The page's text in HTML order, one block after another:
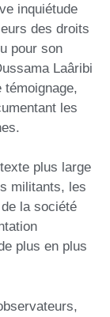
inquiétude
des droits
pour son
Laâribi
témoignage,
les
plus large
militants, les
la société
plus en plus